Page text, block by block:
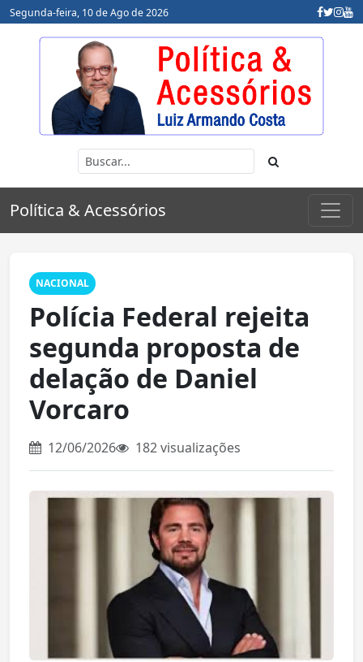
Segunda-feira, 10 de Ago de 2026
Política & Acessórios
NACIONAL
Polícia Federal rejeita
segunda proposta de
delação de Daniel
Vorcaro
12/06/2026 182 visualizações